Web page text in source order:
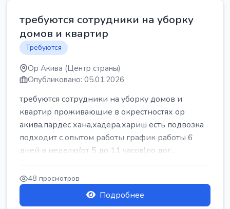
требуются сотрудники на уборку
домов и квартир
Требуются
Ор Акива (Центр страны)
Опубликовано: 05.01.2026
требуются сотрудники на уборку домов и
квартир проживающие в окрестностях ор
акива,пардес хана,хадера,хариш есть подвозка
подходит с опытом работы график работы 6
дней в неделю(от 5 до 11 часов)по дог...
48 просмотров
Подробнее